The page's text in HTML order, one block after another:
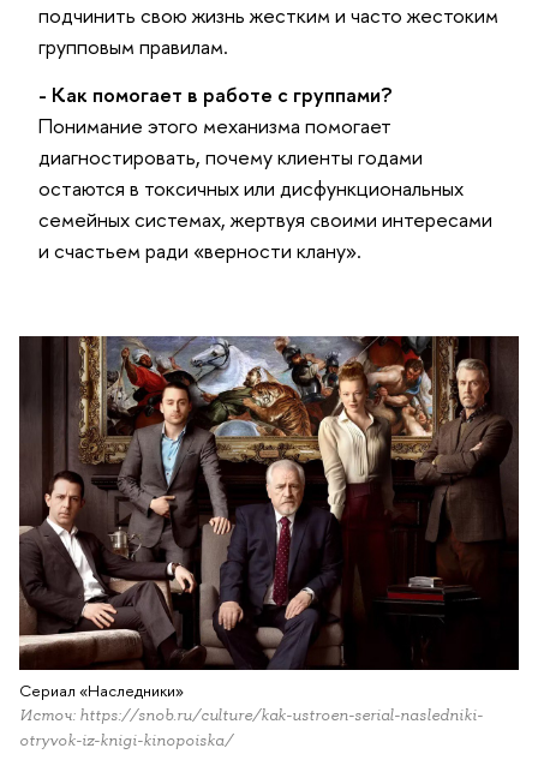
подчинить свою жизнь жестким и часто жестоким
групповым правилам.
- Как помогает в работе с группами?
Понимание этого механизма помогает
диагностировать, почему клиенты годами
остаются в токсичных или дисфункциональных
семейных системах, жертвуя своими интересами
и счастьем ради «верности клану».
Сериал «Наследники»
Источ: https://snob.ru/culture/kak-ustroen-serial-nasledniki-
otryvok-iz-knigi-kinopoiska/